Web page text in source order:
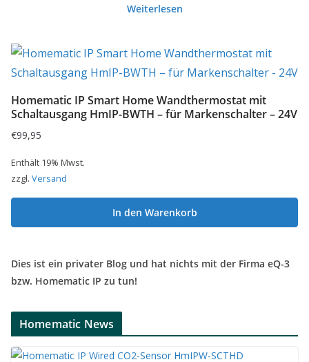
Weiterlesen
Homematic IP Smart Home Wandthermostat mit
Schaltausgang HmIP-BWTH – für Markenschalter – 24V
€99,95
Enthält 19% Mwst.
zzgl. Versand
In den Warenkorb
Dies ist ein privater Blog und hat nichts mit der Firma eQ-3
bzw. Homematic IP zu tun!
Homematic News